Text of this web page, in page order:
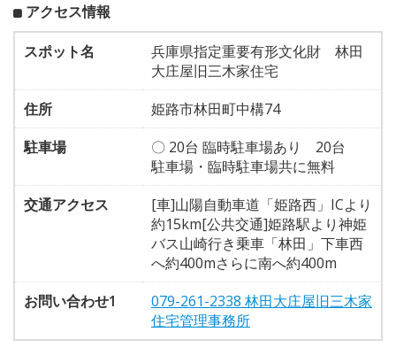
アクセス情報
スポット名
兵庫県指定重要有形文化財 林田
大庄屋旧三木家住宅
住所
姫路市林田町中構74
駐車場
〇 20台 臨時駐車場あり 20台
駐車場・臨時駐車場共に無料
交通アクセス
[車]山陽自動車道「姫路西」ICより
約15km[公共交通]姫路駅より神姫
バス山崎行き乗車「林田」下車西
へ約400mさらに南へ約400m
お問い合わせ1
079-261-2338 林田大庄屋旧三木家
住宅管理事務所